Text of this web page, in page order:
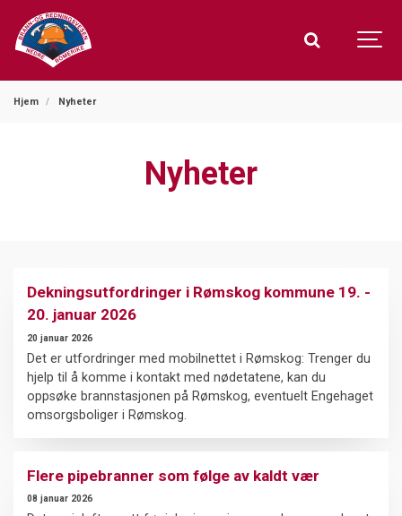
Hjem Nyheter
Nyheter
Dekningsutfordringer i Rømskog kommune 19. -
20. januar 2026
20 januar 2026
Det er utfordringer med mobilnettet i Rømskog: Trenger du
hjelp til å komme i kontakt med nødetatene, kan du
oppsøke brannstasjonen på Rømskog, eventuelt Engehaget
omsorgsboliger i Rømskog.
Flere pipebranner som følge av kaldt vær
08 januar 2026